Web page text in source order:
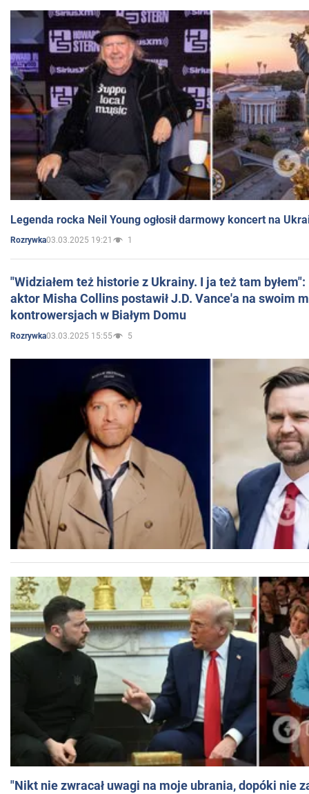
Legenda rocka Neil Young ogłosił darmowy koncert na
Rozrywka03.03.2025 19:21 1
"Widziałem też historie z Ukrainy. I ja też tam
aktor Misha Collins postawił J.D. Vance'a na swoim
kontrowersjach w Białym Domu
Rozrywka03.03.2025 15:55 5
"Nikt nie zwracał uwagi na moje ubrania, dopóki nie